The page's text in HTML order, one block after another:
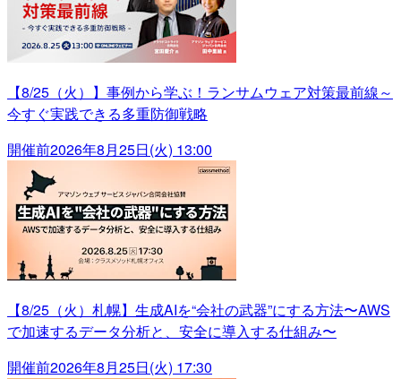
【8/25（火）】事例から学ぶ！ランサムウェア対策最前線～
今すぐ実践できる多重防御戦略
開催前2026年8月25日(火) 13:00
【8/25（火）札幌】生成AIを“会社の武器”にする方法〜AWS
で加速するデータ分析と、安全に導入する仕組み〜
開催前2026年8月25日(火) 17:30